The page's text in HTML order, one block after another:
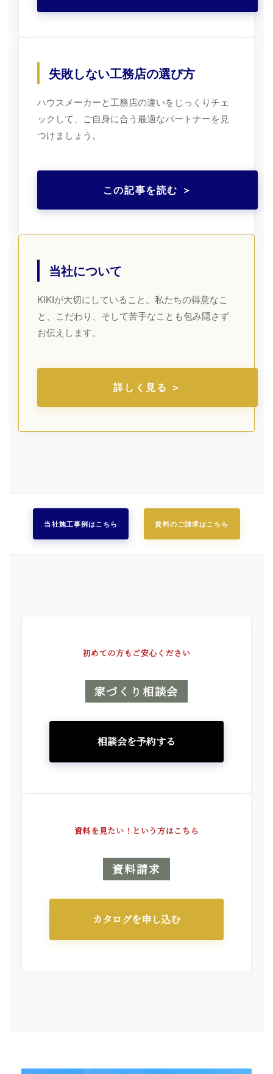
失敗しない工務店の選び方
ハウスメーカーと工務店の違いをじっくりチェ
ックして、ご自身に合う最適なパートナーを見
つけましょう。
この記事を読む ＞
当社について
KIKIが大切にしていること。私たちの得意なこ
と、こだわり、そして苦手なことも包み隠さず
お伝えします。
詳しく見る ＞
当社施工事例はこちら 資料のご請求はこちら
初めての方もご安心ください
家づくり相談会
相談会を予約する
資料を見たい！という方はこちら
資料請求
カタログを申し込む